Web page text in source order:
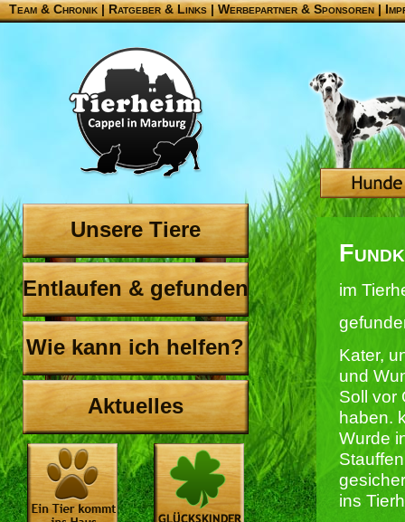
Team & Chronik |Ratgeber & Links|Werbepartner & Sponsoren|
Unsere Tiere
Entlaufen & gefunden
Wie kann ich helfen?
Aktuelles
im
Kater,
und
Soll vor
haben.
Wurde
ins